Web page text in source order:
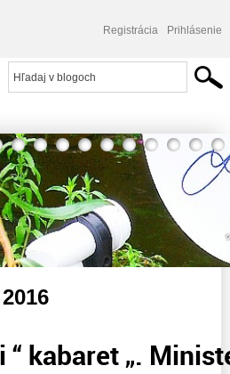
Registrácia Prihlásenie
“ kabaret „.